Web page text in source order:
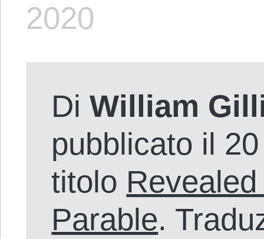
2020
DiWilliam
pubblicato il
titolo
Parable.